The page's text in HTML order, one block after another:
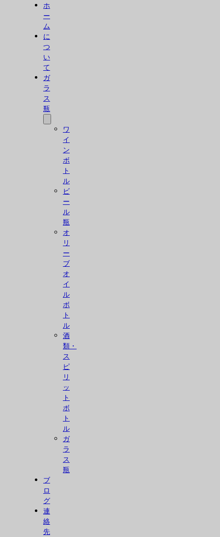
ホ
ー
ム
に
つ
い
て
ガ
ラ
ス
瓶
ワ
イ
ン
ボ
ト
ル
ビ
ー
ル
瓶
オ
リ
ー
ブ
オ
イ
ル
ボ
ト
ル
酒
類・
ス
ピ
リ
ッ
ト
ボ
ト
ル
ガ
ラ
ス
瓶
ブ
ロ
グ
連
絡
先